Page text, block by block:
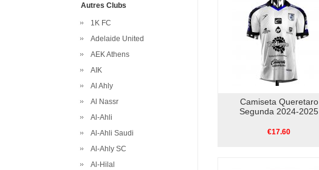
Autres Clubs
1K FC
Adelaide United
AEK Athens
AIK
Al Ahly
Al Nassr
Al-Ahli
Al-Ahli Saudi
Al-Ahly SC
Al-Hilal
Camiseta Queretaro
Segunda 2024-2025
€17.60